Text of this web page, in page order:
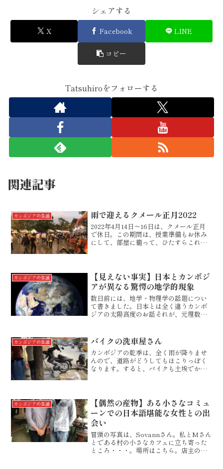
シェアする
X Facebook LINE
コピー
Tatsuhiroをフォローする
関連記事
カンボジアの生活 雨で迎えるクメール正月2022
2022年4月14日～16日は、クメール正月
で休日。この期間は、授業準備もお休み
にして、部屋に籠って、ひたすらこれま
がてらに外へ出る...
カンボジアの生活
【見えない事実】日本とカンボジ
アが異なる驚愕の地学的現象
数日前には、地学・物理学の話題につい
て書きました。日本とは全く違うカンボ
ジアの太陽高度のお話それが、元理数科
ばらく空を見つめてながら、あることを
考えていたんです。それは...
カンボジアの生活 バイクの洗車屋さん
カンボジアの乾季は、全く雨が降りませ
んので、道路がどうしてもほこりっぽく
なります。すると、バイクも土埃でかな
つけて手洗いで洗ってくれま...
カンボジアの生活
【偶然の産物】ある小さなコミュ
ーンでの日本語堪能な女性との出
会い
冒頭の写真は、Sovannさん。私とMさん
とである村の小さなカフェに立ち寄った
ところ・・・。場所はこちら。店主の女